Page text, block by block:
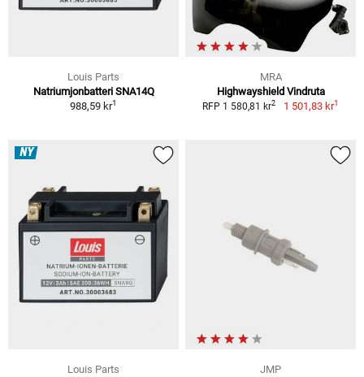
Louis Parts
Natriumjonbatteri SNA14Q
988,59 kr1
MRA
Highwayshield Vindruta
RFP 1 580,81 kr2 1 501,83 kr1
NY
Louis Parts
JMP